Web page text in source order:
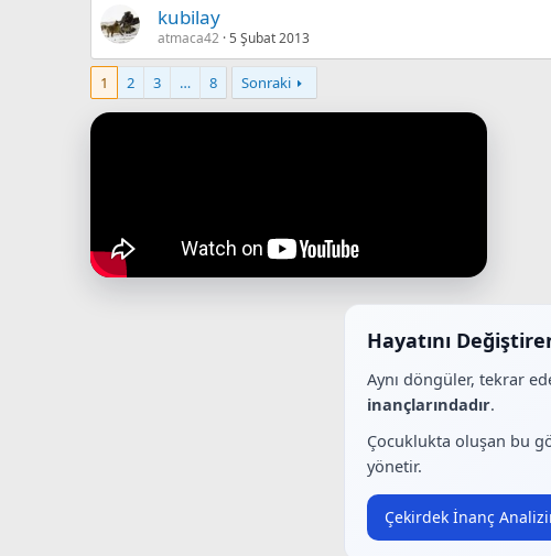
kubilay
atmaca42 5 Şubat 2013
1 2 3 … 8 Sonraki
Hayatını
Aynı döngüler, tekrar
inançlarındadır.
Çocuklukta oluşan bu
yönetir.
Çekirdek İnanç